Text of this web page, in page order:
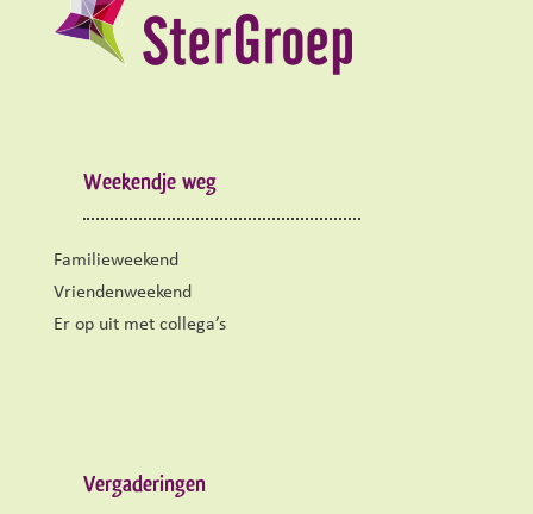
Weekendje weg
Familieweekend
Vriendenweekend
Er op uit met collega’s
Vergaderingen